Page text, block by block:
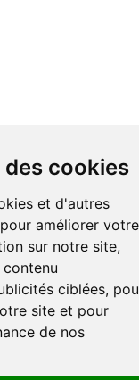
cookies
et d'autres
améliorer votre
sur notre site,
ciblées,
site et pour
de nos